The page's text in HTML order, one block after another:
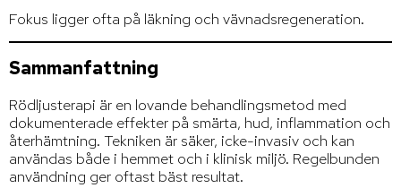
Fokus ligger ofta på läkning och vävnadsregeneration.
Sammanfattning
Rödljusterapi är en lovande behandlingsmetod med
dokumenterade effekter på smärta, hud, inflammation och
återhämtning. Tekniken är säker, icke-invasiv och kan
användas både i hemmet och i klinisk miljö. Regelbunden
användning ger oftast bäst resultat.